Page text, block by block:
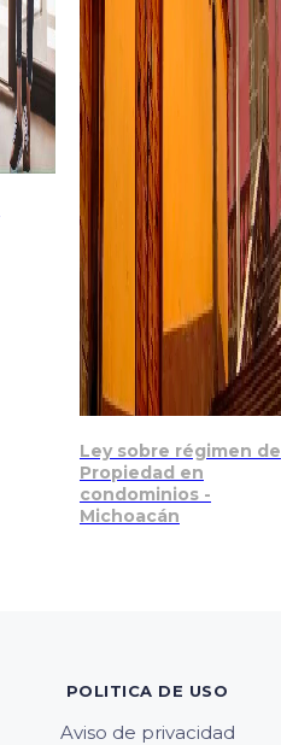
Ley sobre régimen de
Propiedad en
condominios -
Michoacán
POLITICA DE USO
Aviso de privacidad